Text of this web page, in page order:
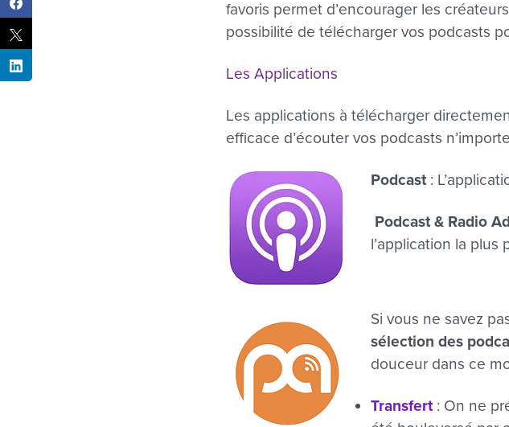
favoris permet d’encourager les
possibilité de télécharger vos podcasts
Les Applications
Les applications à télécharger
efficace d’écouter vos podcasts
Podcast:
Podcast & Radio
l’application la
Si vous ne savez
sélection des
douceur dans ce
Transfert: On ne